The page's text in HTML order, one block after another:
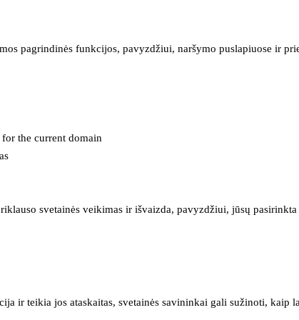
pagrindinės funkcijos, pavyzdžiui, naršymo puslapiuose ir
for the current domain
svetainės veikimas ir išvaizda, pavyzdžiui, jūsų pasirinkta
ir teikia jos ataskaitas, svetainės savininkai gali sužinoti, kaip